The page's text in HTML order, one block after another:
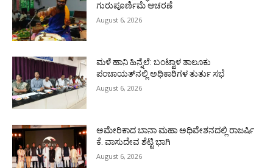
ಗುರುಪೂರ್ಣಿಮೆ ಆಚರಣೆ
August 6, 2026
ಮಳೆ ಹಾನಿ ಹಿನ್ನೆಲೆ: ಬಂಟ್ವಾಳ ತಾಲೂಕು
ಪಂಚಾಯತ್‌ನಲ್ಲಿ ಅಧಿಕಾರಿಗಳ ತುರ್ತು ಸಭೆ
August 6, 2026
ಅಮೇರಿಕಾದ ಬಾನಾ ಮಹಾ ಅಧಿವೇಶನದಲ್ಲಿ ರಾಜರ್ಷಿ
ಕೆ. ವಾಸುದೇವ ಶೆಟ್ಟಿ ಭಾಗಿ
August 6, 2026